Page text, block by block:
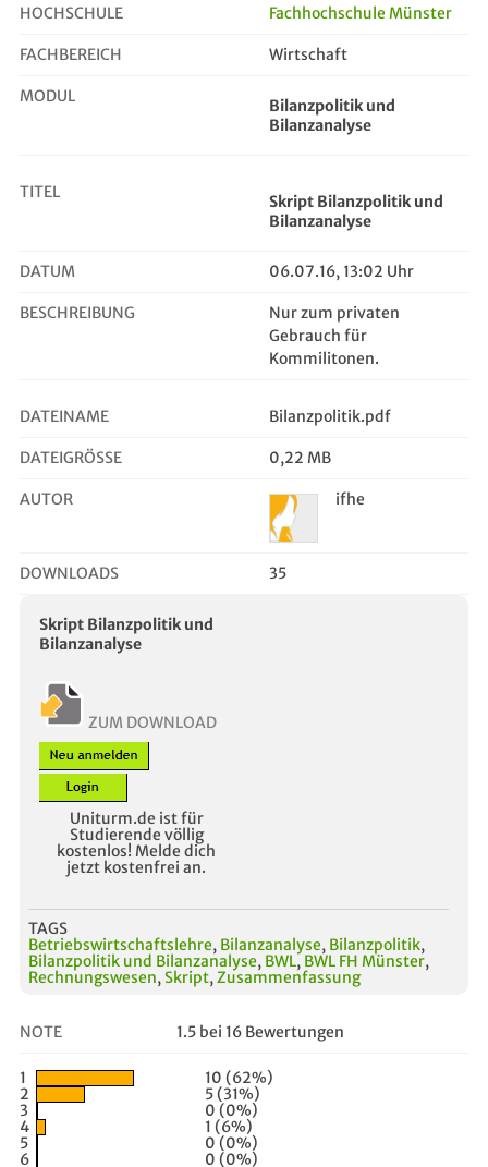
HOCHSCHULE Fachhochschule Münster
FACHBEREICH Wirtschaft
MODUL
Bilanzpolitik und
Bilanzanalyse
TITEL
Skript Bilanzpolitik und
Bilanzanalyse
DATUM 06.07.16, 13:02 Uhr
BESCHREIBUNG
Nur zum privaten
Gebrauch für
Kommilitonen.
DATEINAME Bilanzpolitik.pdf
DATEIGRÖSSE 0,22 MB
AUTOR ifhe
DOWNLOADS 35
Skript Bilanzpolitik und
Bilanzanalyse
ZUM DOWNLOAD
Uniturm.de ist für
Studierende völlig
kostenlos! Melde dich
jetzt kostenfrei an.
TAGS
Betriebswirtschaftslehre, Bilanzanalyse, Bilanzpolitik,
Bilanzpolitik und Bilanzanalyse, BWL, BWL FH Münster,
Rechnungswesen, Skript, Zusammenfassung
NOTE 1.5 bei 16 Bewertungen
1
10 (62%)
2
5 (31%)
3
0 (0%)
4
1 (6%)
5
0 (0%)
6
0 (0%)